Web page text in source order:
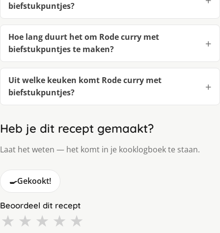
biefstukpuntjes?
Hoe lang duurt het om Rode curry met
biefstukpuntjes te maken?
Uit welke keuken komt Rode curry met
biefstukpuntjes?
Heb je dit recept gemaakt?
Laat het weten — het komt in je kooklogboek te staan.
🍳Gekookt!
Beoordeel dit recept
★ ★ ★ ★ ★